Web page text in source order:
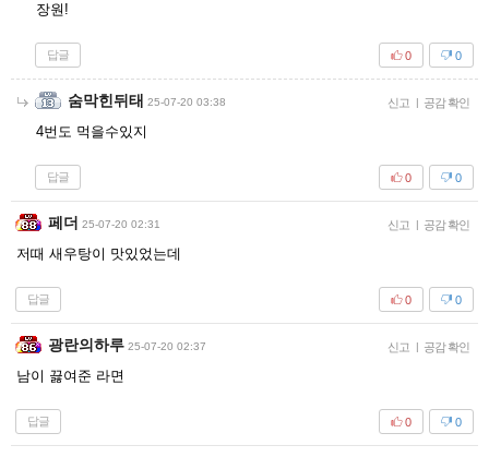
장원!
답글 0
0
숨막힌뒤태 25-07-20 03:38 신고 | 공감 확인
4번도 먹을수있지
답글 0
0
페더 25-07-20 02:31 신고 | 공감 확인
저때 새우탕이 맛있었는데
답글 0
0
광란의하루 25-07-20 02:37 신고 | 공감 확인
남이 끓여준 라면
답글 0
0